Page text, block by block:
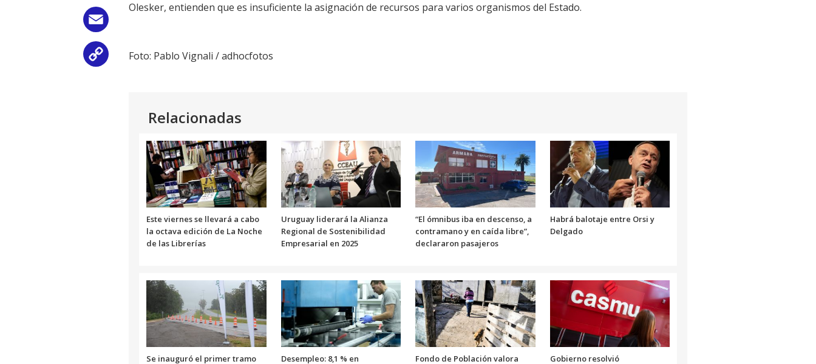
Copy
Olesker, entienden que es insuficiente la asignación de recursos para varios organismos del Estado.
Foto: Pablo Vignali / adhocfotos
Relacionadas
Este viernes se llevará a cabo
la octava edición de La Noche
de las Librerías
Uruguay liderará la Alianza
Regional de Sostenibilidad
Empresarial en 2025
“El ómnibus iba en descenso, a
contramano y en caída libre”,
declararon pasajeros
Habrá balotaje entre Orsi y
Delgado
Se inauguró el primer tramo Desempleo: 8,1 % en Fondo de Población valora Gobierno resolvió